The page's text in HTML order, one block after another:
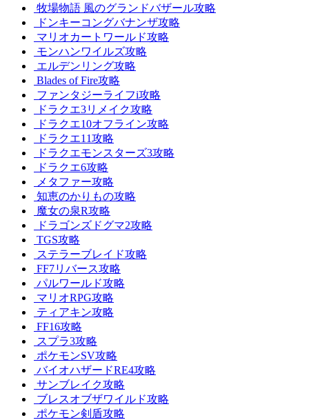
牧場物語 風のグランドバザール攻略
ドンキーコングバナンザ攻略
マリオカートワールド攻略
モンハンワイルズ攻略
エルデンリング攻略
Blades of Fire攻略
ファンタジーライフi攻略
ドラクエ3リメイク攻略
ドラクエ10オフライン攻略
ドラクエ11攻略
ドラクエモンスターズ3攻略
ドラクエ6攻略
メタファー攻略
知恵のかりもの攻略
魔女の泉R攻略
ドラゴンズドグマ2攻略
TGS攻略
ステラーブレイド攻略
FF7リバース攻略
パルワールド攻略
マリオRPG攻略
ティアキン攻略
FF16攻略
スプラ3攻略
ポケモンSV攻略
バイオハザードRE4攻略
サンブレイク攻略
ブレスオブザワイルド攻略
ポケモン剣盾攻略